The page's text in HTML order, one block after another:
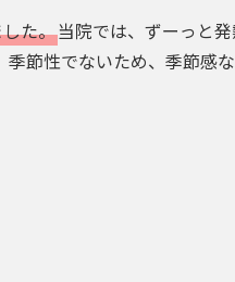
た。当院では、ずーっと
節性でないため、季節感